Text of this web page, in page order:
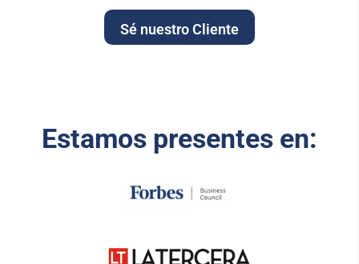
Sé nuestro Cliente
Estamos presentes en: